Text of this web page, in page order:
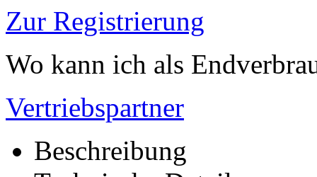
Zur Registrierung
Wo kann ich als
Vertriebspartner
Beschreibung